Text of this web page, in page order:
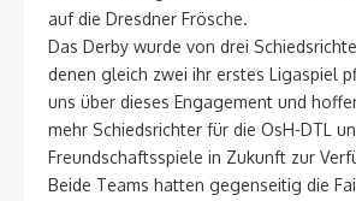
auf die Dresdner Frösche.
Das Derby wurde von drei
denen gleich zwei ihr erstes Ligaspiel
uns über dieses Engagement und
mehr Schiedsrichter für die OsH-DTL
Freundschaftsspiele in Zukunft zur
Beide Teams hatten gegenseitig die